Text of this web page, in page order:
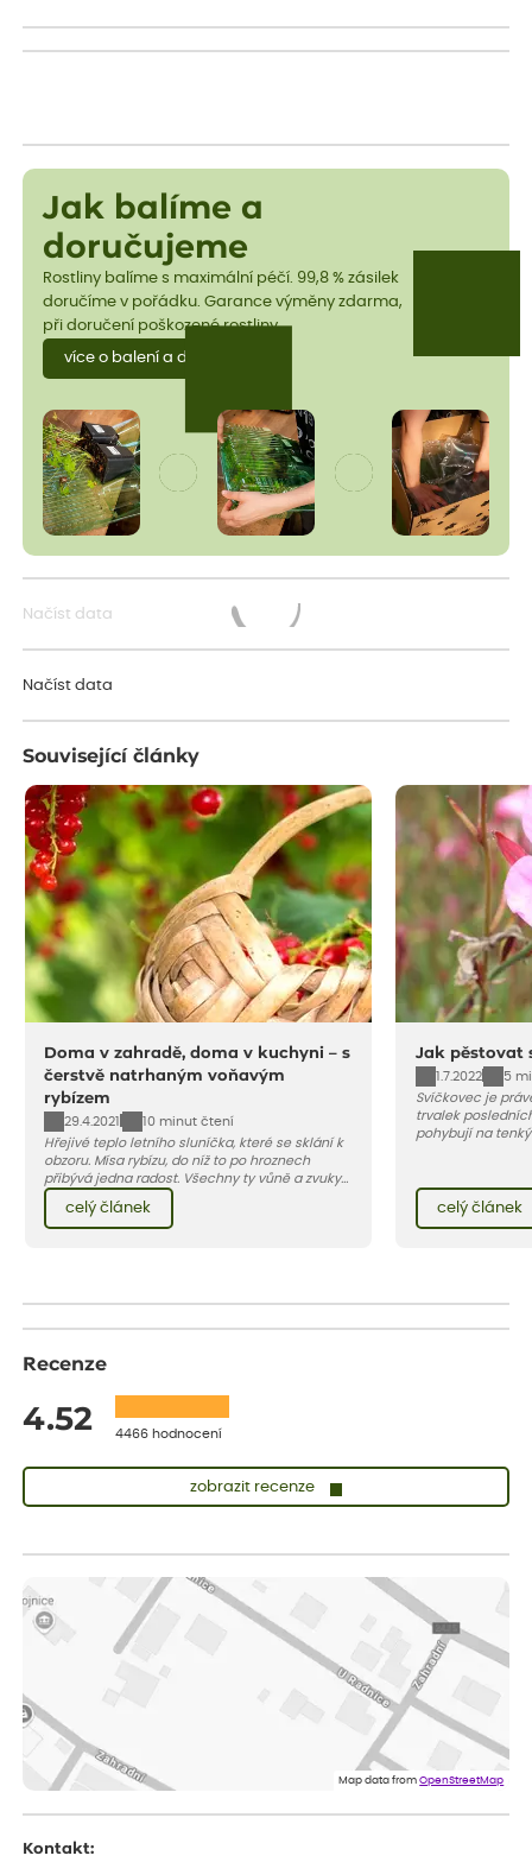
Jak balíme a
doručujeme
Rostliny balíme s maximální péčí. 99,8 % zásilek
doručíme v pořádku. Garance výměny zdarma,
při doručení poškozené rostliny.
více o balení a dopravě
Načíst data
Načíst data
Související články
Doma v zahradě, doma v kuchyni – s
čerstvě natrhaným voňavým
rybízem
29.4.2021
10 minut čtení
Hřejivé teplo letního sluníčka, které se sklání k
obzoru. Mísa rybízu, do níž to po hroznech
přibývá jedna radost. Všechny ty vůně a zvuky
červencové zahrady. Sklizeň rybízu do kuchyně
vnese neuvěřitelný klid a radost. A taky trochu
bezstarostnosti dětství při mlsání babiččina
celý článek
Jak pěstovat
1.7.2022
5
Svíčkovec je
trvalek
pohybují na
do podzimu.
růžových až
celý článek
Recenze
4.52 4466 hodnocení
zobrazit recenze
Vše v pořádku, jsem spokojena.
ověřený nákup
Rostlina mi přišla v dobrém stavu, jsem spokojená.
Zuzana
Spokojenost s dodáním kvalitních rostlin
Map data fromOpenStreetMap
Kontakt: